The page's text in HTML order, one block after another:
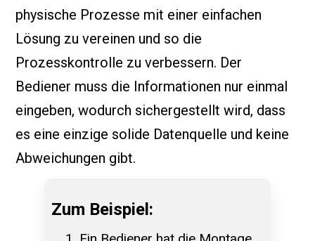
physische Prozesse mit einer einfachen
Lösung zu vereinen und so die
Prozesskontrolle zu verbessern. Der
Bediener muss die Informationen nur einmal
eingeben, wodurch sichergestellt wird, dass
es eine einzige solide Datenquelle und keine
Abweichungen gibt.
Zum Beispiel: